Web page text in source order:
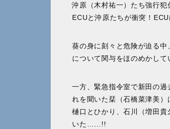
沖原（木村祐一）たち強行
ECUと沖原たちが衝突！
葵の身に刻々と危険が迫る
について関与をほのめかして
一方、緊急指令室で新田の
れを聞いた栞（石橋菜津美
樋口とひかり、石川（増田
いた……!!